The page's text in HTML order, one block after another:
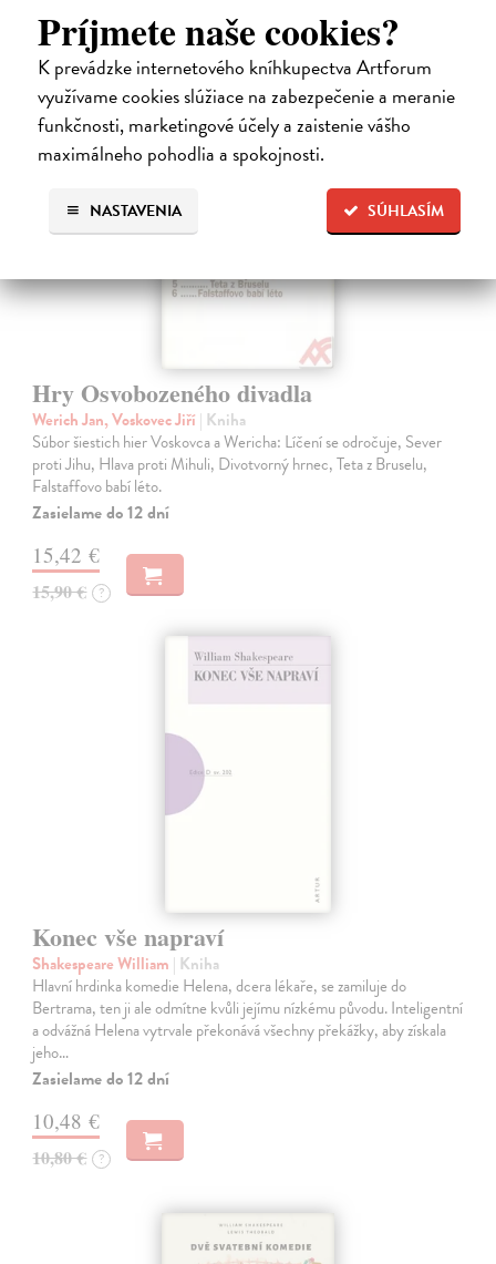
Príjmete naše cookies?
K prevádzke internetového kníhkupectva Artforum
využívame cookies slúžiace na zabezpečenie a meranie
funkčnosti, marketingové účely a zaistenie vášho
maximálneho pohodlia a spokojnosti.
SÚHLASÍM
NASTAVENIA
15,50 € ?
Hry Osvobozeného divadla
Werich Jan, Voskovec Jiří | Kniha
Súbor šiestich hier Voskovca a Wericha: Líčení se odročuje, Sever
proti Jihu, Hlava proti Mihuli, Divotvorný hrnec, Teta z Bruselu,
Falstaffovo babí léto.
Zasielame do 12 dní
15,42 €
15,90 € ?
Konec vše napraví
Shakespeare William | Kniha
Hlavní hrdinka komedie Helena, dcera lékaře, se zamiluje do
Bertrama, ten ji ale odmítne kvůli jejímu nízkému původu. Inteligentní
a odvážná Helena vytrvale překonává všechny překážky, aby získala
jeho…
Zasielame do 12 dní
10,48 €
10,80 € ?